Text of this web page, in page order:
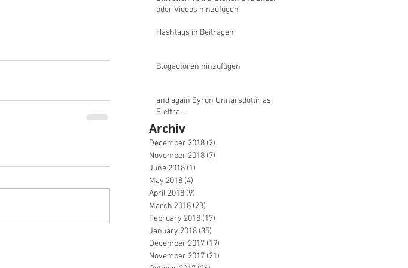
Archiv
oder Videos hinzufügen
Hashtags in Beiträgen
Blogautoren hinzufügen
and again Eyrun Unnarsdóttir as
Elettra...
December 2018 (2)
November 2018 (7)
June 2018 (1)
May 2018 (4)
April 2018 (9)
March 2018 (23)
February 2018 (17)
January 2018 (35)
December 2017 (19)
November 2017 (21)